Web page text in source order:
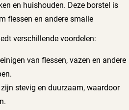
en huishouden. Deze borstel is
flessen en andere smalle
dat uw flessen weer stralend
verschillende voordelen:
van flessen, vazen en andere
stevig en duurzaam, waardoor